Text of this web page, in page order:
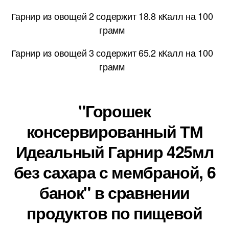
Гарнир из овощей 2 содержит 18.8 кКалл на 100
грамм
Гарнир из овощей 3 содержит 65.2 кКалл на 100
грамм
"Горошек
консервированный ТМ
Идеальный Гарнир 425мл
без сахара с мембраной, 6
банок" в сравнении
продуктов по пищевой